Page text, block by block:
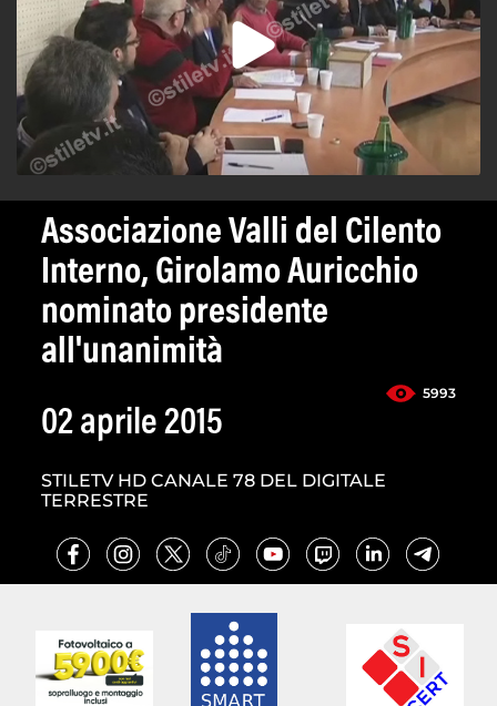
Associazione Valli del Cilento
Interno, Girolamo Auricchio
nominato presidente
all'unanimità
5993
02 aprile 2015
STILETV HD CANALE 78 DEL DIGITALE
TERRESTRE